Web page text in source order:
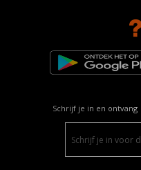
Schrijf je in en ontvang